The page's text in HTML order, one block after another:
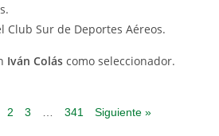
Club Sur de Deportes Aéreos.
Iván Colás como seleccionador.
2 3 341 Siguiente »